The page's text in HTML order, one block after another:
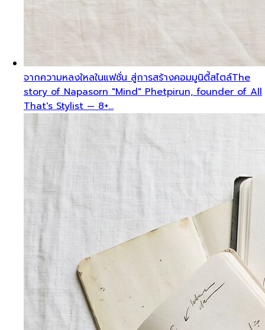
จากความหลงใหลในแฟชั่น สู่การสร้างคอมมูนิตี้สไตล์The
story of Napasorn "Mind" Phetpirun, founder of All
That's Stylist — 8+…